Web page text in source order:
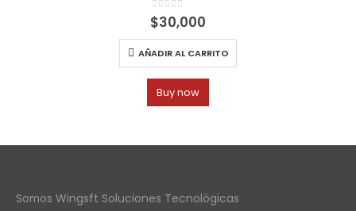
0 out of 5
$30,000
AÑADIR AL CARRITO
Buy now
Somos Wingsft Soluciones Tecnológicas